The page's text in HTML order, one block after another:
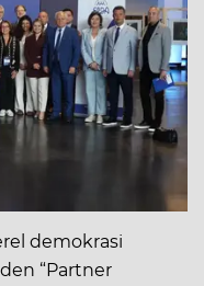
demokrasi
“Partner